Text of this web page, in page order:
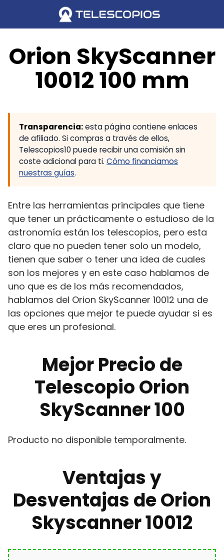
contenido
Orion SkyScanner
10012 100 mm
Transparencia:esta página contiene enlaces
de afiliado. Si compras a través de ellos,
Telescopios10 puede recibir una comisión sin
coste adicional para ti. Cómo financiamos
nuestras guías.
Entre las herramientas principales que tiene
que tener un prácticamente o estudioso de la
astronomía están los telescopios, pero esta
claro que no pueden tener solo un modelo,
tienen que saber o tener una idea de cuales
son los mejores y en este caso hablamos de
uno que es de los más recomendados,
hablamos del Orion SkyScanner 10012 una de
las opciones que mejor te puede ayudar si es
que eres un profesional.
Mejor Precio de
Telescopio Orion
SkyScanner 100
Producto no disponible temporalmente.
Ventajas y
Desventajas de Orion
Skyscanner 10012